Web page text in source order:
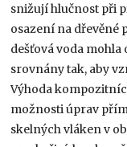
snižují hlučnost při
osazení na dřevěné
dešťová voda mohla
srovnány tak, aby
Výhoda
možnosti úprav
skelných vláken v